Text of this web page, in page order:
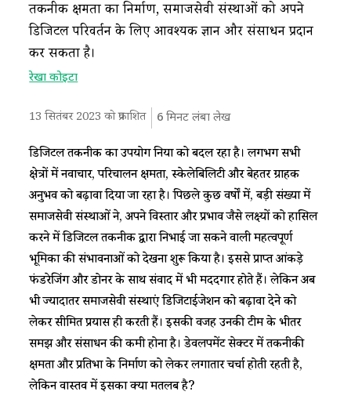
तकनीकी क्षमता का निर्माण, समाजसेवी संस्थाओं को अपने
डिजिटल परिवर्तन के लिए आवश्यक ज्ञान और संसाधन प्रदान
कर सकता है।
रेखा कोइटा
13 सितंबर 2023 को प्रकाशित 6मिनट लंबा लेख
डिजिटल तकनीक का उपयोग दुनिया को बदल रहा है। लगभग सभी
क्षेत्रों में नवाचार, परिचालन क्षमता, स्केलेबिलिटी और बेहतर ग्राहक
अनुभव को बढ़ावा दिया जा रहा है। पिछले कुछ वर्षों में, बड़ी संख्या में
समाजसेवी संस्थाओं ने, अपने विस्तार और प्रभाव जैसे लक्ष्यों को हासिल
करने में डिजिटल तकनीक द्वारा निभाई जा सकने वाली महत्वपूर्ण
भूमिका की संभावनाओं को देखना शुरू किया है। इससे प्राप्त आंकड़े
फंडरेजिंग और डोनर के साथ संवाद में भी मददगार होते हैं। लेकिन अब
भी ज्यादातर समाजसेवी संस्थाएं डिजिटाईजेशन को बढ़ावा देने को
लेकर सीमित प्रयास ही करती हैं। इसकी वजह उनकी टीम के भीतर
समझ और संसाधन की कमी होना है। डेवलपमेंट सेक्टर में तकनीकी
क्षमता और प्रतिभा के निर्माण को लेकर लगातार चर्चा होती रहती है,
लेकिन वास्तव में इसका क्या मतलब है?